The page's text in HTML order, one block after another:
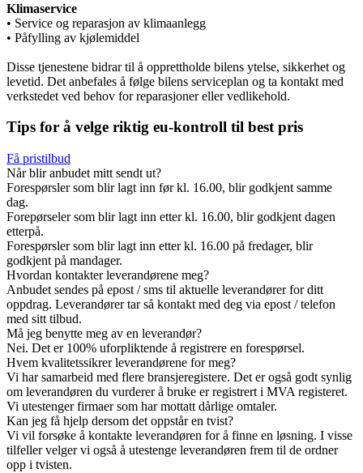
Klimaservice
• Service og reparasjon av klimaanlegg
• Påfylling av kjølemiddel
Disse tjenestene bidrar til å opprettholde bilens ytelse, sikkerhet og
levetid. Det anbefales å følge bilens serviceplan og ta kontakt med
verkstedet ved behov for reparasjoner eller vedlikehold.
Tips for å velge riktig eu-kontroll til best pris
Få pristilbud
Når blir anbudet mitt sendt ut?
Forespørsler som blir lagt inn før kl. 16.00, blir godkjent samme
dag.
Forepørseler som blir lagt inn etter kl. 16.00, blir godkjent dagen
etterpå.
Forespørsler som blir lagt inn etter kl. 16.00 på fredager, blir
godkjent på mandager.
Hvordan kontakter leverandørene meg?
Anbudet sendes på epost / sms til aktuelle leverandører for ditt
oppdrag. Leverandører tar så kontakt med deg via epost / telefon
med sitt tilbud.
Må jeg benytte meg av en leverandør?
Nei. Det er 100% uforpliktende å registrere en forespørsel.
Hvem kvalitetssikrer leverandørene for meg?
Vi har samarbeid med flere bransjeregistere. Det er også godt synlig
om leverandøren du vurderer å bruke er registrert i MVA registeret.
Vi utestenger firmaer som har mottatt dårlige omtaler.
Kan jeg få hjelp dersom det oppstår en tvist?
Vi vil forsøke å kontakte leverandøren for å finne en løsning. I visse
tilfeller velger vi også å utestenge leverandøren frem til de ordner
opp i tvisten.